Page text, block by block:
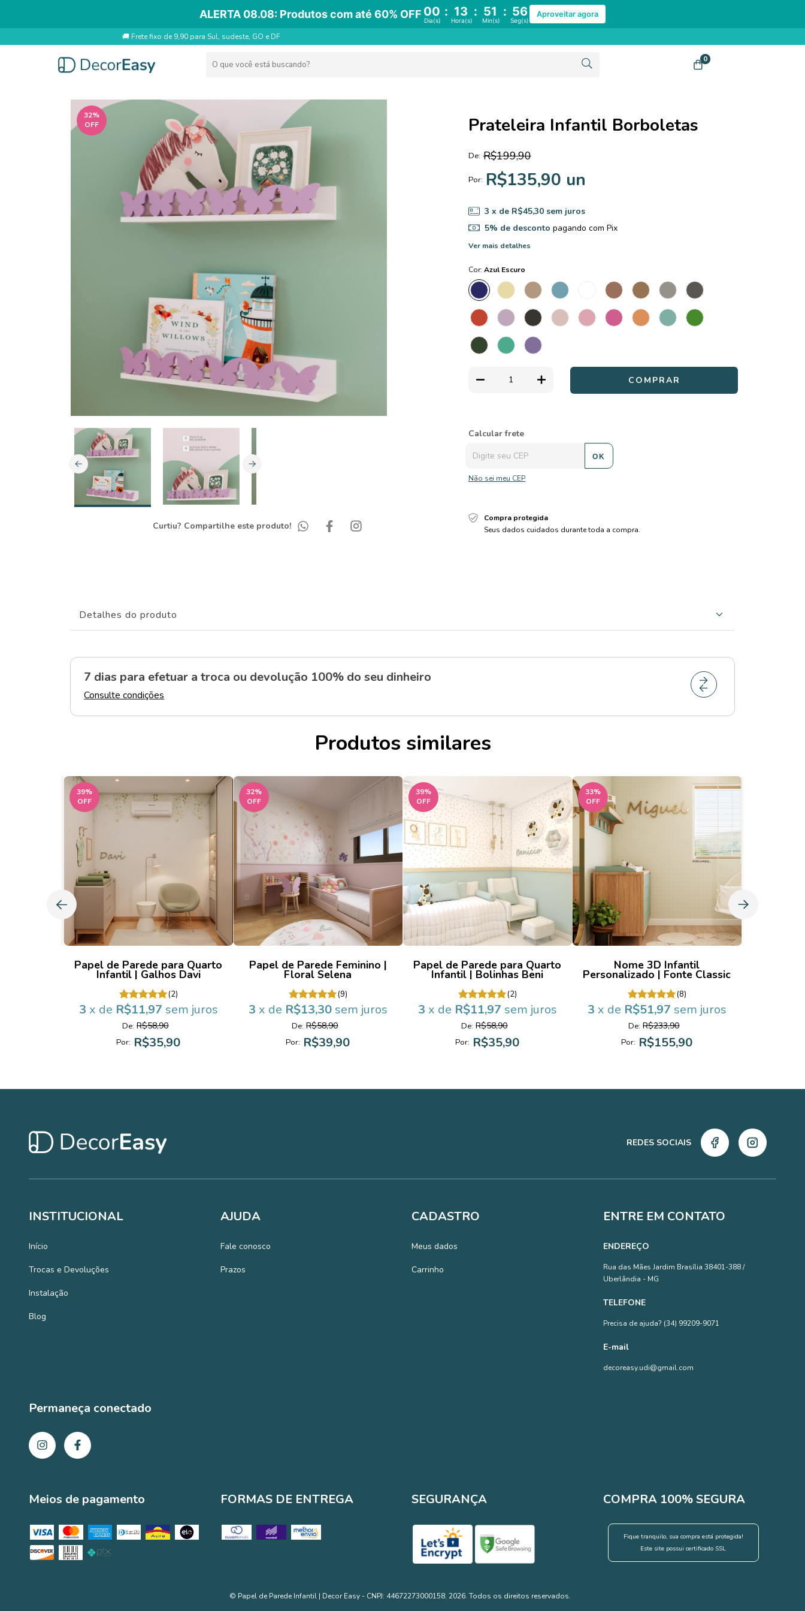
ALERTA 08.08: Produtos com até 60% OFF 00 : 13 : 51 : 55
Dia(s) Hora(s) Min(s) Seg(s)
Aproveitar agora
🚚 Frete fixo de 9,90 para Sul, sudeste, GO e DF
0
32%
OFF
Curtiu? Compartilhe este produto!
Prateleira Infantil Borboletas
De: R$199,90
Por: R$135,90 un
3 x de R$45,30 sem juros
5% de desconto pagando com Pix
Ver mais detalhes
Cor: Azul Escuro
Entregas para o CEP:
Calcular frete
OK
Não sei meu CEP
Compra protegida
Seus dados cuidados durante toda a compra.
Detalhes do produto
7 dias para efetuar a troca ou devolução 100% do seu dinheiro
Consulte condições
Produtos similares
39%
OFF
Papel de Parede para Quarto
Infantil | Galhos Davi
(2)
3 x de R$11,97 sem juros
De: R$58,90
Por: R$35,90
32%
OFF
Papel de Parede Feminino |
Floral Selena
(9)
3 x de R$13,30 sem juros
De: R$58,90
Por: R$39,90
39%
OFF
Papel de Parede para Quarto
Infantil | Bolinhas Beni
(2)
3 x de R$11,97 sem juros
De: R$58,90
Por: R$35,90
33%
OFF
Nome 3D Infantil
Personalizado | Fonte Classic
(8)
3 x de R$51,97 sem juros
De: R$233,90
Por: R$155,90
REDES SOCIAIS
INSTITUCIONAL
Início
Trocas e Devoluções
Instalação
Blog
AJUDA
Fale conosco
Prazos
CADASTRO
Meus dados
Carrinho
ENTRE EM CONTATO
ENDEREÇO
Rua das Mães Jardim Brasília 38401-388 /
Uberlândia - MG
TELEFONE
Precisa de ajuda? (34) 99209-9071
E-mail
decoreasy.udi@gmail.com
Permaneça conectado
Meios de pagamento FORMAS DE ENTREGA SEGURANÇA COMPRA 100% SEGURA
Fique tranquilo, sua compra está protegida!
Este site possui certificado SSL
© Papel de Parede Infantil | Decor Easy - CNPJ: 44672273000158. 2026. Todos os direitos reservados.